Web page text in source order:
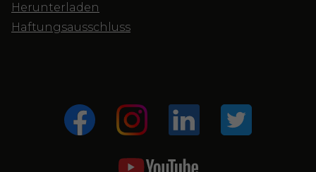
Herunterladen
Haftungsausschluss